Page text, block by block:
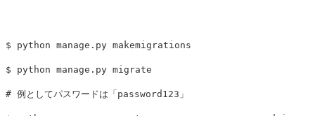
$ python manage.py makemigrations
$ python manage.py migrate
# 例としてパスワードは「password123」